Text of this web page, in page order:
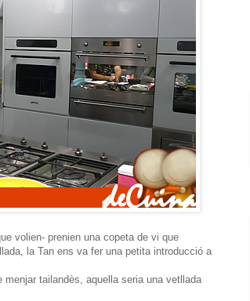
volien- prenien una copeta de vi que
la Tan ens va fer una petita introducció a
tailandès, aquella seria una vetllada